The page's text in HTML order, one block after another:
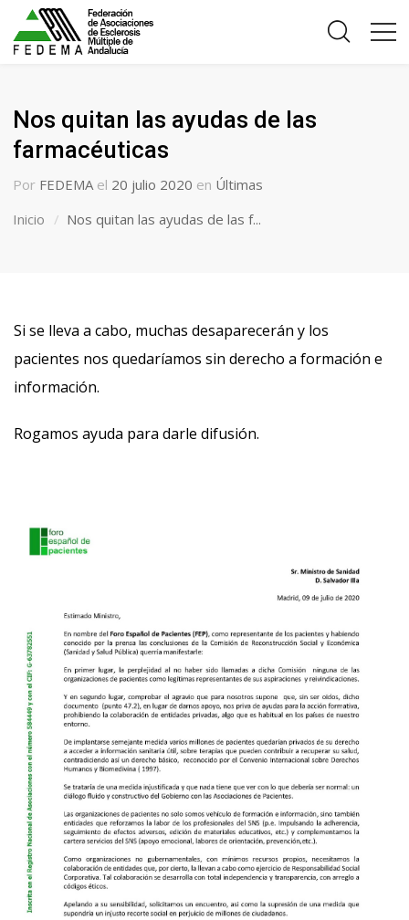
Nos quitan las ayudas de las
farmacéuticas
Por FEDEMA el 20 julio 2020 en Últimas
Inicio
Nos quitan las ayudas de las f...
Si se lleva a cabo, muchas desaparecerán y los
pacientes nos quedaríamos sin derecho a formación e
información.
Rogamos ayuda para darle difusión.